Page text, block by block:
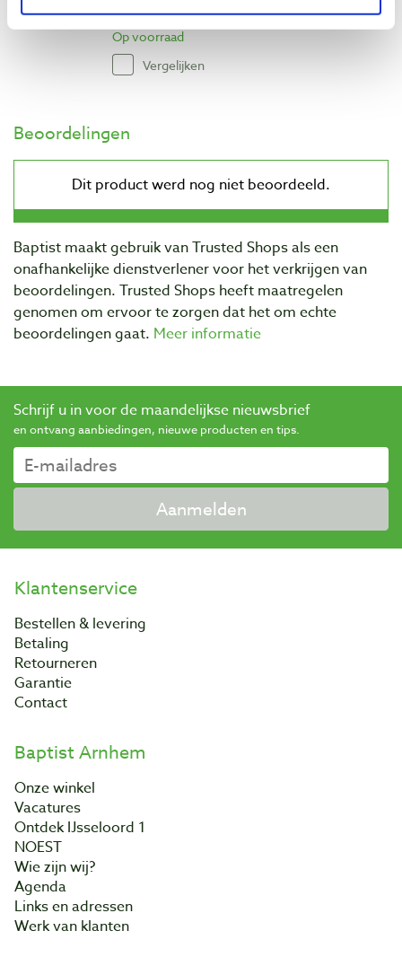
€ 5,70 excl. btw
Op voorraad
Vergelijken
Beoordelingen
Baptist maakt gebruik van Trusted Shops als een
onafhankelijke dienstverlener voor het verkrijgen van
beoordelingen. Trusted Shops heeft maatregelen
genomen om ervoor te zorgen dat het om echte
beoordelingen gaat. Meer informatie
Schrijf u in voor de maandelijkse nieuwsbrief
en ontvang aanbiedingen, nieuwe producten en tips.
Aanmelden
Klantenservice
Bestellen & levering
Betaling
Retourneren
Garantie
Contact
Baptist Arnhem
Onze winkel
Vacatures
Ontdek IJsseloord 1
NOEST
Wie zijn wij?
Agenda
Links en adressen
Werk van klanten